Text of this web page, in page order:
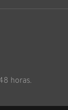
horas.